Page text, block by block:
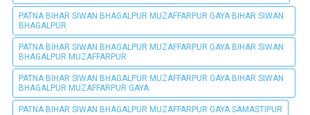
PATNA BIHAR SIWAN BHAGALPUR MUZAFFARPUR GAYA BIHAR SIWAN
BHAGALPUR
PATNA BIHAR SIWAN BHAGALPUR MUZAFFARPUR GAYA BIHAR SIWAN
BHAGALPUR MUZAFFARPUR
PATNA BIHAR SIWAN BHAGALPUR MUZAFFARPUR GAYA BIHAR SIWAN
BHAGALPUR MUZAFFARPUR GAYA
PATNA BIHAR SIWAN BHAGALPUR MUZAFFARPUR GAYA SAMASTIPUR